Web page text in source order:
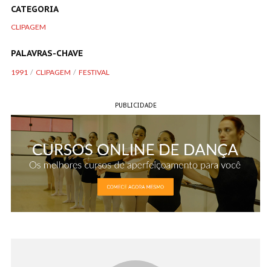
CATEGORIA
CLIPAGEM
PALAVRAS-CHAVE
1991 CLIPAGEM FESTIVAL
PUBLICIDADE